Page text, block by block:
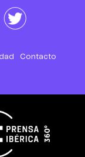
Contacto